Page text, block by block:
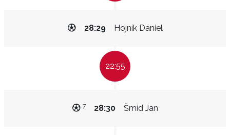
Hojník Daniel
28:29
22:55
Šmíd Jan
28:30
7